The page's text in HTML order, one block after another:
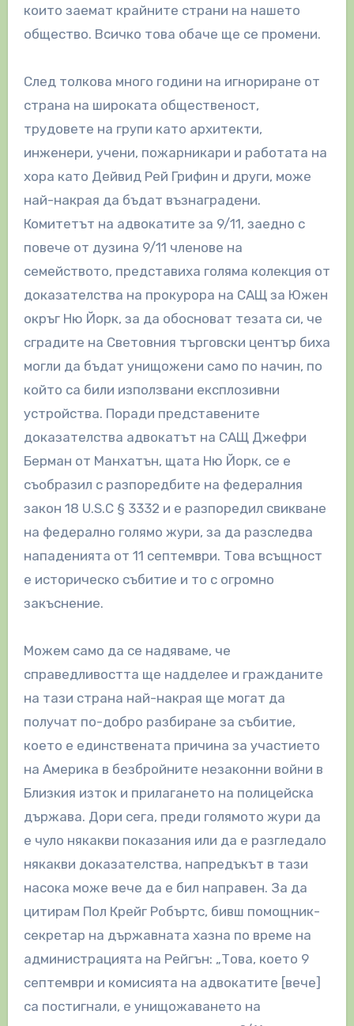
които заемат крайните страни на нашето
общество. Всичко това обаче ще се промени.
След толкова много години на игнориране от
страна на широката общественост,
трудовете на групи като архитекти,
инженери, учени, пожарникари и работата на
хора като Дейвид Рей Грифин и други, може
най-накрая да бъдат възнаградени.
Комитетът на адвокатите за 9/11, заедно с
повече от дузина 9/11 членове на
семейството, представиха голяма колекция от
доказателства на прокурора на САЩ за Южен
окръг Ню Йорк, за да обосноват тезата си, че
сградите на Световния търговски център биха
могли да бъдат унищожени само по начин, по
който са били използвани експлозивни
устройства. Поради представените
доказателства адвокатът на САЩ Джефри
Берман от Манхатън, щата Ню Йорк, се е
съобразил с разпоредбите на федералния
закон 18 U.S.C § 3332 и е разпоредил свикване
на федерално голямо жури, за да разследва
нападенията от 11 септември. Това всъщност
е историческо събитие и то с огромно
закъснение.
Можем само да се надяваме, че
справедливостта ще надделее и гражданите
на тази страна най-накрая ще могат да
получат по-добро разбиране за събитие,
което е единствената причина за участието
на Америка в безбройните незаконни войни в
Близкия изток и прилагането на полицейска
държава. Дори сега, преди голямото жури да
е чуло някакви показания или да е разгледало
някакви доказателства, напредъкът в тази
насока може вече да е бил направен. За да
цитирам Пол Крейг Робъртс, бивш помощник-
секретар на държавната хазна по време на
администрацията на Рейгън: „Това, което 9
септември и комисията на адвокатите [вече]
са постигнали, е унищожаването на